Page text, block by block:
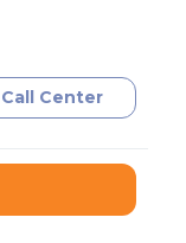
Call Center